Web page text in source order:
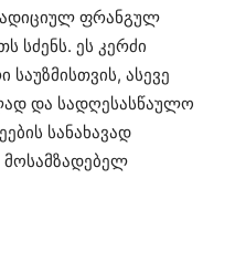
ფრანგულ
სძენს. ეს კერძი
ასევე
და სადღესასწაულო
სანახავად